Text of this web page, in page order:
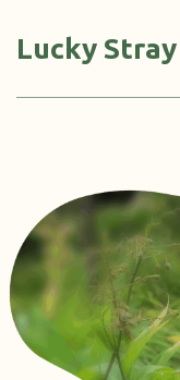
Lucky Stray